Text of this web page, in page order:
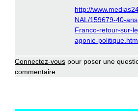
http://
NAL/159679-40-
Franco-retour-sur-
agonie-
Connectez-vous pour poser une
commentaire